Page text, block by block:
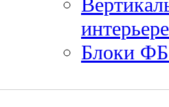
интерьере
Блоки